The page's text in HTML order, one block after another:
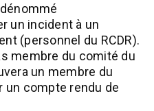
un incident à un
(personnel du RCDR).
membre du comité du
un membre du
un compte rendu de